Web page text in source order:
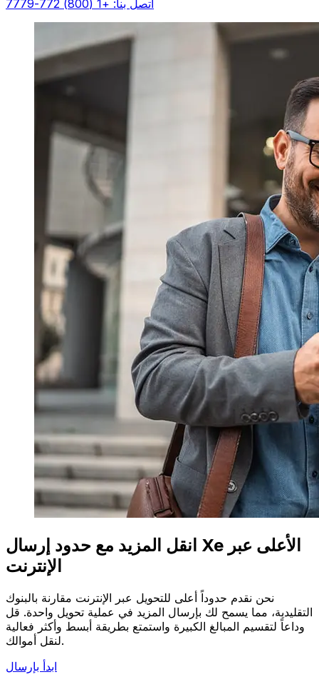
اتصل بنا: +1 (800) 772-7779
انقل المزيد مع حدود إرسال Xe الأعلى عبر
الإنترنت
نحن نقدم حدوداً أعلى للتحويل عبر الإنترنت مقارنة بالبنوك
التقليدية، مما يسمح لك بإرسال المزيد في عملية تحويل واحدة. قل
وداعاً لتقسيم المبالغ الكبيرة واستمتع بطريقة أبسط وأكثر فعالية
لنقل أموالك.
ابدأ بإرسال